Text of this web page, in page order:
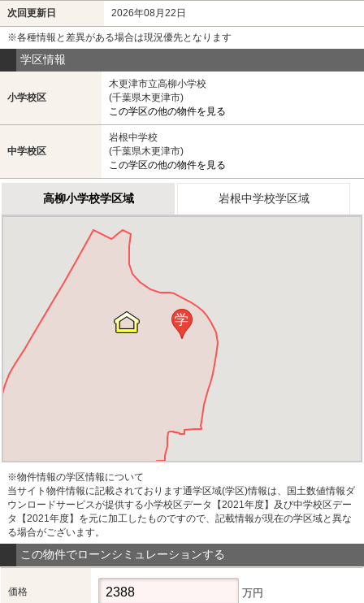
次回更新日 2026年08月22日
※各種情報と差異がある場合は現況優先となります
学区情報
小学校区
木更津市立高柳小学校
(千葉県木更津市)
この学区の他の物件を見る
中学校区
岩根中学校
(千葉県木更津市)
この学区の他の物件を見る
高柳小学校学区域 岩根中学校学区域
学
※物件情報の学区情報について
当サイト物件情報に記載されております通学区域(学区)情報は、国土数値情報ダ
ウンロードサービスが提供する小学校区データ【2021年度】及び中学校区デー
タ【2021年度】を元に加工したものですので、記載情報が現在の学区域と異な
る場合がございます。
この物件でローンシミュレーションする
価格 万円